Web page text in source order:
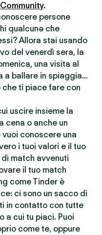
.
persone
qualcunə che
Allora stai usando
del venerdì sera, la
una visita al
a ballare in spiaggia…
ti piace fare con
uscire insieme la
cena o anche un
conoscere una
i tuoi valori e il tuo
match avvenuti
il tuo match
come Tinder è
ci sono un sacco di
in contatto con tutte
a cui tu piaci. Puoi
come te, oppure